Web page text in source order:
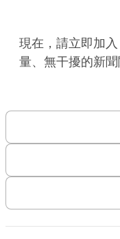
現在，請立即加
量、無干擾的新聞